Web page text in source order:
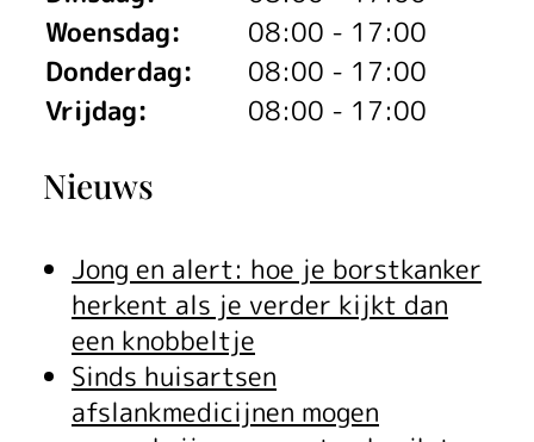
s
t
e
g
e
n
n
i
e
t
m
e
e
r
r
s
t
i
k
n
t
3
D
g
p
r
t
G
P
T
b
j
g
z
i
c
h
h
p
z
a
g
i
w
Woensdag:
08:00 - 17:00
Donderdag:
08:00 - 17:00
Vrijdag:
08:00 - 17:00
Nieuws
Jong en alert: hoe je borstkanker
herkent als je verder kijkt dan
een knobbeltje
Sinds huisartsen
afslankmedicijnen mogen